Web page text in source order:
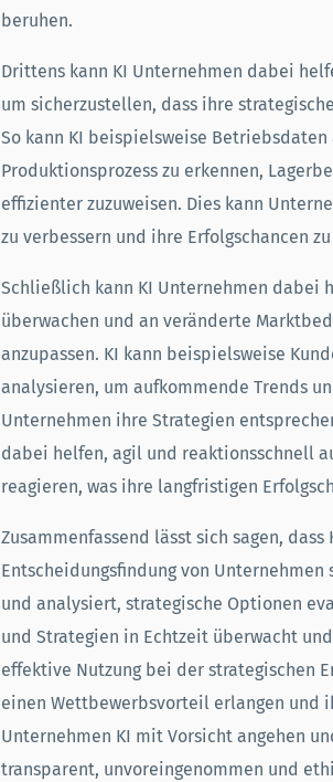
beruhen.
Drittens kann KI Unternehmen dabei
um sicherzustellen, dass ihre
So kann KI beispielsweise
Produktionsprozess zu erkennen,
effizienter zuzuweisen. Dies kann
zu verbessern und ihre Erfolgschancen
Schließlich kann KI Unternehmen dabei
überwachen und an veränderte
anzupassen. KI kann beispielsweise
analysieren, um aufkommende Trends
Unternehmen ihre Strategien
dabei helfen, agil und reaktionsschnell
reagieren, was ihre langfristigen
Zusammenfassend lässt sich sagen,
Entscheidungsfindung von
und analysiert, strategische Optionen
und Strategien in Echtzeit überwacht
effektive Nutzung bei der strategischen
einen Wettbewerbsvorteil erlangen und
Unternehmen KI mit Vorsicht angehen
transparent, unvoreingenommen und